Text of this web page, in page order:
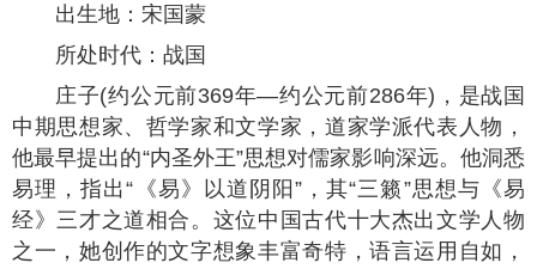
出生地：宋国蒙
所处时代：战国
庄子(约公元前369年—约公元前286年)，是战国
中期思想家、哲学家和文学家，道家学派代表人物，
他最早提出的“内圣外王”思想对儒家影响深远。他洞悉
易理，指出“《易》以道阴阳”，其“三籁”思想与《易
经》三才之道相合。这位中国古代十大杰出文学人物
之一，她创作的文字想象丰富奇特，语言运用自如，